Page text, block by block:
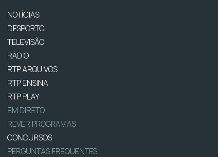
NOTÍCIAS
DESPORTO
TELEVISÃO
RÁDIO
RTP ARQUIVOS
RTP ENSINA
RTP PLAY
EM DIRETO
REVER PROGRAMAS
CONCURSOS
PERGUNTAS FREQUENTES